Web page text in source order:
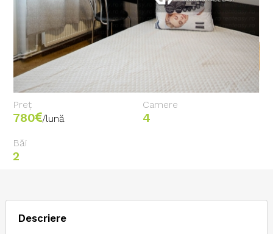
Preț
780 /lună
Camere
4
Băi
2
Descriere